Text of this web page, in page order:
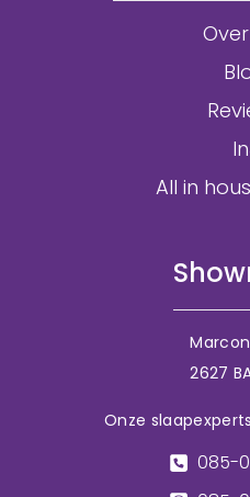
All in
2627
Onze
085-